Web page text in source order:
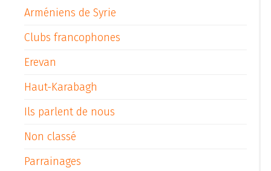
Arméniens de Syrie
Clubs francophones
Erevan
Haut-Karabagh
Ils parlent de nous
Non classé
Parrainages